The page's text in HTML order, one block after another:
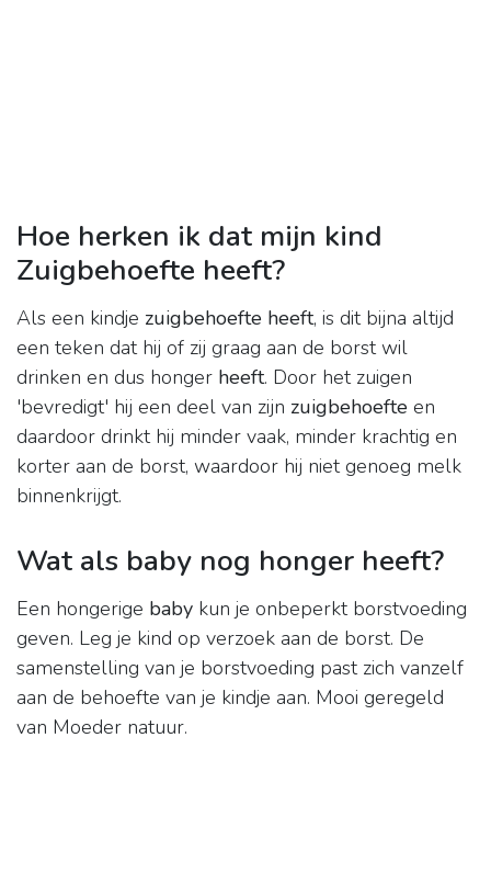
Hoe herken ik dat mijn kind
Zuigbehoefte heeft?
Als een kindje zuigbehoefte heeft, is dit bijna altijd
een teken dat hij of zij graag aan de borst wil
drinken en dus honger heeft. Door het zuigen
'bevredigt' hij een deel van zijn zuigbehoefte en
daardoor drinkt hij minder vaak, minder krachtig en
korter aan de borst, waardoor hij niet genoeg melk
binnenkrijgt.
Wat als baby nog honger heeft?
Een hongerige baby kun je onbeperkt borstvoeding
geven. Leg je kind op verzoek aan de borst. De
samenstelling van je borstvoeding past zich vanzelf
aan de behoefte van je kindje aan. Mooi geregeld
van Moeder natuur.